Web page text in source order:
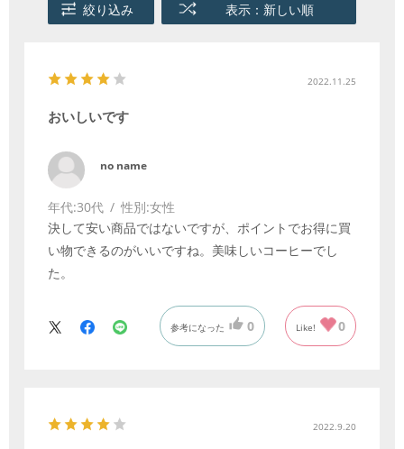
絞り込み 表示：新しい順
2022.11.25
おいしいです
no name
年代:30代 性別:女性
決して安い商品ではないですが、ポイントでお得に買
い物できるのがいいですね。美味しいコーヒーでし
た。
参考になった 0 Like! 0
2022.9.20